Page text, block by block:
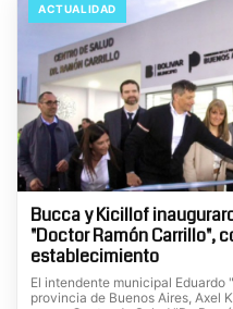
ACTUALIDAD
Bucca y Kicillof
"Doctor Ramón Carrillo",
establecimiento
El intendente municipal
provincia de Buenos Aires, Axel